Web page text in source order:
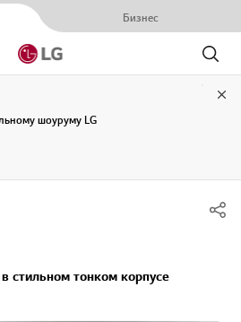
Бизнес
Поиск
шоуруму LG
стильном тонком корпусе